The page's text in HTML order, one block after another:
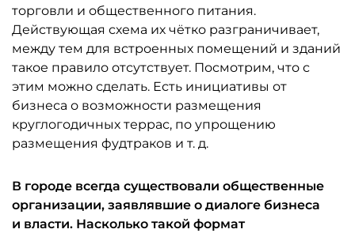
торговли и общественного питания.
Действующая схема их чётко разграничивает,
между тем для встроенных помещений и зданий
такое правило отсутствует. Посмотрим, что с
этим можно сделать. Есть инициативы от
бизнеса о возможности размещения
круглогодичных террас, по упрощению
размещения фудтраков и т. д.
В городе всегда существовали общественные
организации, заявлявшие о диалоге бизнеса
и власти. Насколько такой формат